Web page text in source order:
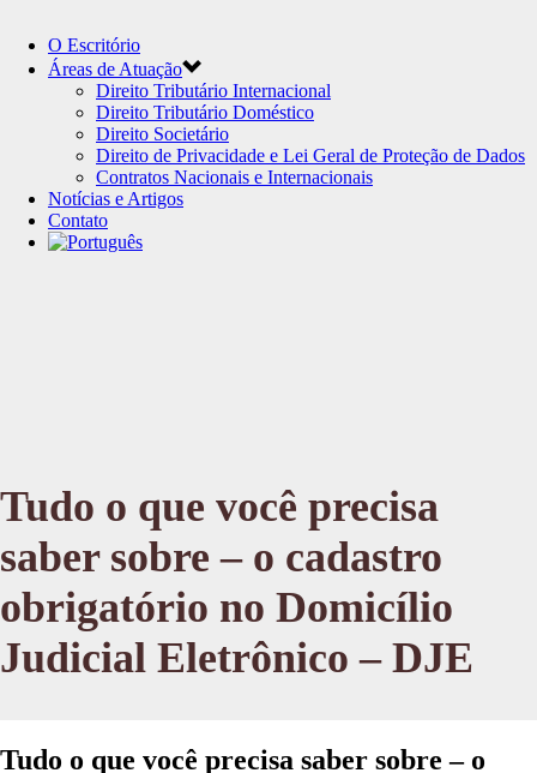
O Escritório
Áreas de Atuação
Direito Tributário Internacional
Direito Tributário Doméstico
Direito Societário
Direito de Privacidade e Lei Geral de Proteção de Dados
Contratos Nacionais e Internacionais
Notícias e Artigos
Contato
Tudo o que você precisa
saber sobre – o cadastro
obrigatório no Domicílio
Judicial Eletrônico – DJE
Tudo o que você precisa saber sobre – o